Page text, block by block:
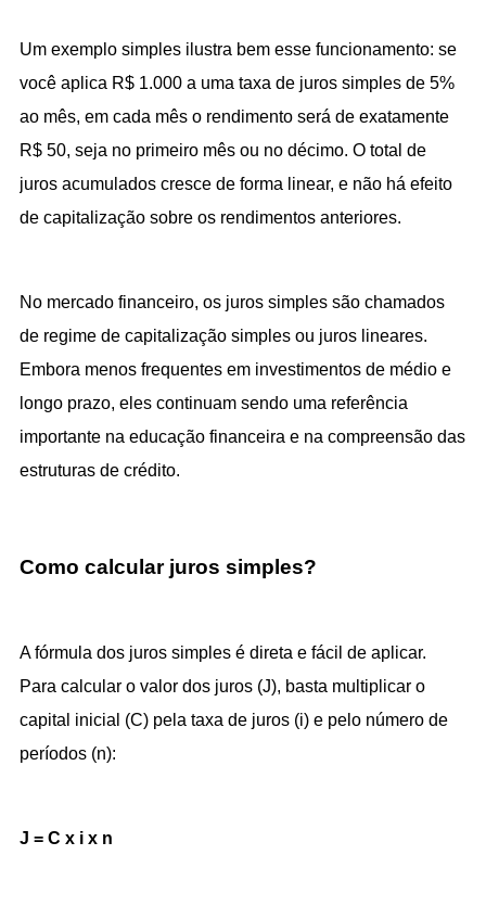
Um exemplo simples ilustra bem esse funcionamento: se
você aplica R$ 1.000 a uma taxa de juros simples de 5%
ao mês, em cada mês o rendimento será de exatamente
R$ 50, seja no primeiro mês ou no décimo. O total de
juros acumulados cresce de forma linear, e não há efeito
de capitalização sobre os rendimentos anteriores.
No mercado financeiro, os juros simples são chamados
de regime de capitalização simples ou juros lineares.
Embora menos frequentes em investimentos de médio e
longo prazo, eles continuam sendo uma referência
importante na educação financeira e na compreensão das
estruturas de crédito.
Como calcular juros simples?
A fórmula dos juros simples é direta e fácil de aplicar.
Para calcular o valor dos juros (J), basta multiplicar o
capital inicial (C) pela taxa de juros (i) e pelo número de
períodos (n):
J = C x i x n